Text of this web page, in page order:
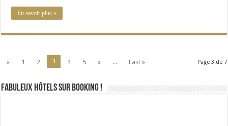
En savoir plus »
Page 3 de 7
« 1 2 3 4 5 » ... Last »
Fabuleux Hôtels sur Booking !